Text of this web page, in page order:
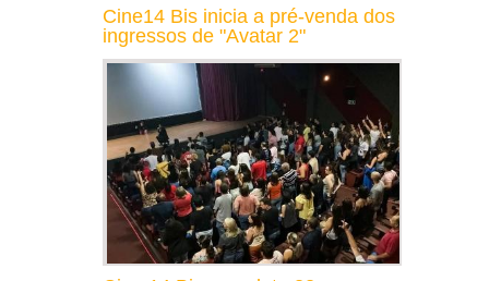
Cine14 Bis inicia a pré-venda dos
ingressos de "Avatar 2"